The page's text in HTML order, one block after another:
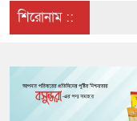
শিরোনাম ::